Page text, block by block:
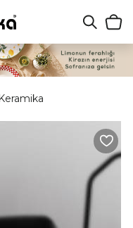
Keramika